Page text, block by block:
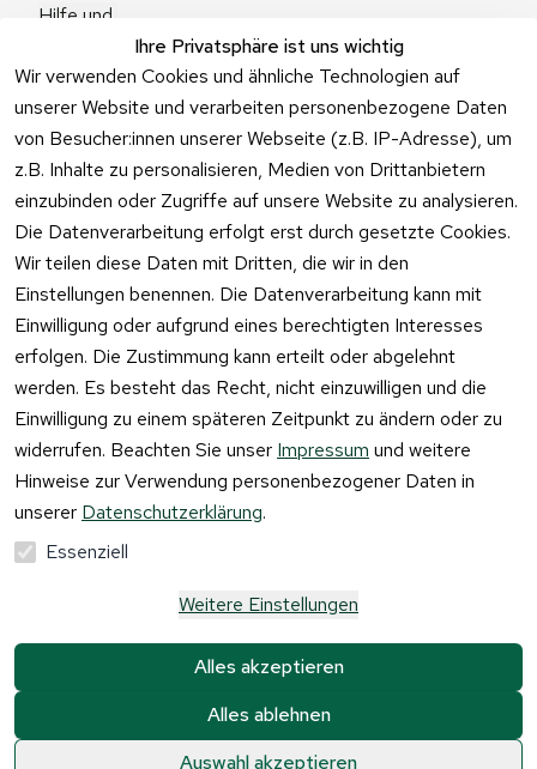
Ihre Privatsphäre ist uns wichtig
Wir verwenden Cookies und ähnliche Technologien auf
unserer Website und verarbeiten personenbezogene Daten
von Besucher:innen unserer Webseite (z.B. IP-Adresse), um
z.B. Inhalte zu personalisieren, Medien von Drittanbietern
einzubinden oder Zugriffe auf unsere Website zu analysieren.
Die Datenverarbeitung erfolgt erst durch gesetzte Cookies.
Wir teilen diese Daten mit Dritten, die wir in den
Einstellungen benennen. Die Datenverarbeitung kann mit
Einwilligung oder aufgrund eines berechtigten Interesses
erfolgen. Die Zustimmung kann erteilt oder abgelehnt
werden. Es besteht das Recht, nicht einzuwilligen und die
Einwilligung zu einem späteren Zeitpunkt zu ändern oder zu
widerrufen. Beachten Sie unser Impressum und weitere
Hinweise zur Verwendung personenbezogener Daten in
unserer Datenschutzerklärung.
Essenziell
Weitere Einstellungen
Alles akzeptieren
Alles ablehnen
Auswahl akzeptieren
Hilfe und
Fragen
Zum
Kontaktformu
lar
Vertrag
widerrufen
Mehrwertsteuer und zzgl. Versandkosten und
Krause & Sohn GmbH Kaufbacher Ring 2 01723
Kesselsdorf